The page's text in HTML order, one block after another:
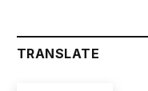
TRANSLATE